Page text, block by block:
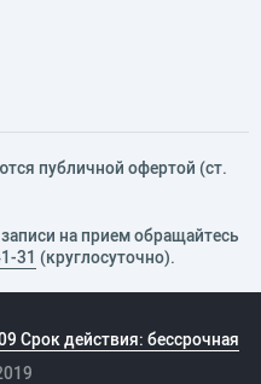
публичной офертой (ст.
на прием обращайтесь
31 (круглосуточно).
Срок действия: бессрочная